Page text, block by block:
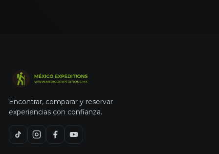
Encontrar, comparar y reservar
experiencias con confianza.